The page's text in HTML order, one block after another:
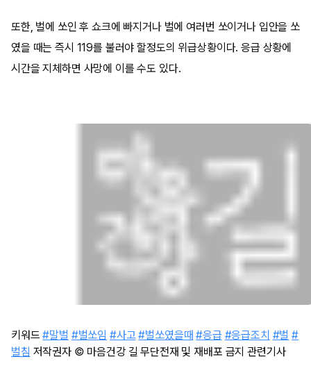
또한, 벌에 쏘인 후 쇼크에 빠지거나 벌에 여러번 쏘이거나 입안을 쏘
였을 때는 즉시 119를 불러야 할정도의 위급상황이다. 응급 상황에
시간을 지체하면 사망에 이를 수도 있다.
키워드#말벌 #벌쏘임 #사고 #벌쏘였을때 #응급 #응급조치 #벌 #
벌침 저작권자 © 마음건강 길 무단전재 및 재배포 금지 관련기사